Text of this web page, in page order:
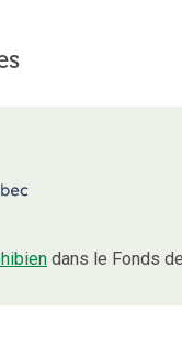
dans le Fonds